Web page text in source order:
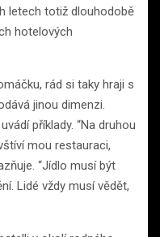
letech totiž dlouhodobě
hotelových
rád si taky hraji s
jinou dimenzi.
příklady. “Na druhou
mou restauraci,
“Jídlo musí být
Lidé vždy musí vědět,